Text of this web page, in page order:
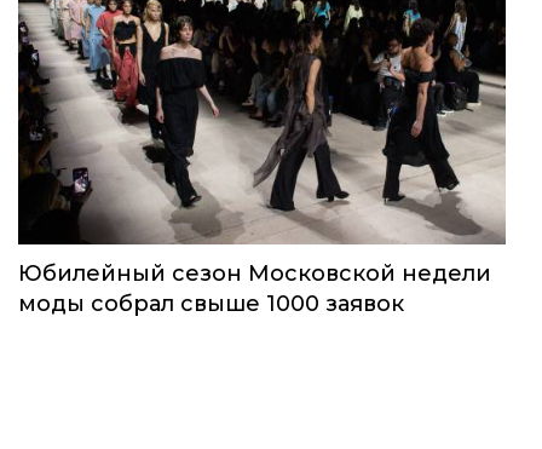
Юбилейный сезон Московской недели
моды собрал свыше 1000 заявок